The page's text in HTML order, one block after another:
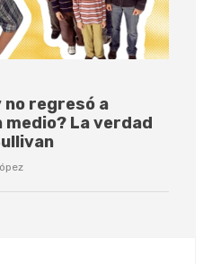
no regresó a
medio? La verdad